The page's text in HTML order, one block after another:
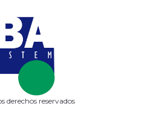
derechos reservados